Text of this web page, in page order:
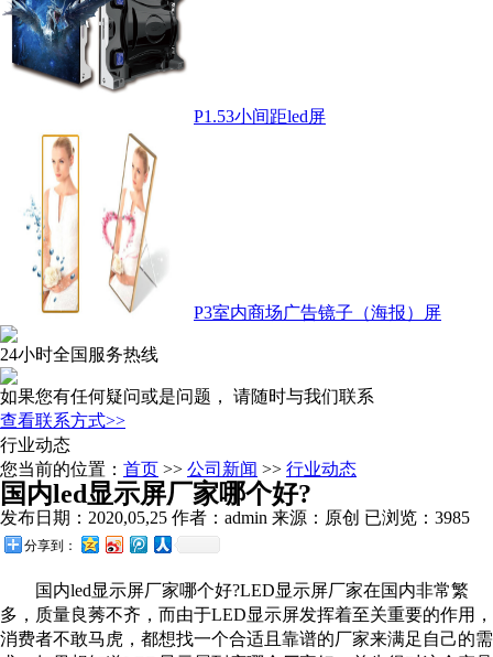
P1.53小间距led屏
P3室内商场广告镜子（海报）屏
24小时全国服务热线
如果您有任何疑问或是问题， 请随时与我们联系
查看联系方式>>
行业动态
您当前的位置： 首页 >> 公司新闻 >> 行业动态
国内led显示屏厂家哪个好?
发布日期：2020,05,25 作者：admin 来源：原创 已浏览：3985
分享到：
国内led显示屏厂家哪个好?LED显示屏厂家在国内非常繁
多，质量良莠不齐，而由于LED显示屏发挥着至关重要的作用，
消费者不敢马虎，都想找一个合适且靠谱的厂家来满足自己的需